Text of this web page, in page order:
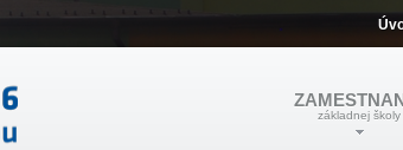
základnej školy